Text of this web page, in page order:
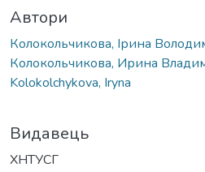
Автори
Колокольчикова, Ірина
Колокольчикова, Ирина
Kolokolchykova, Iryna
Видавець
ХНТУСГ